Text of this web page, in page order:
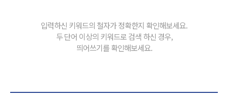
입력하신 키워드의 철자가 정확한지 확인해보세요.
두 단어 이상의 키워드로 검색 하신 경우,
띄어쓰기를 확인해보세요.